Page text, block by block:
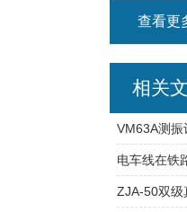
查看更
相关
VM63A测
电车线在铁